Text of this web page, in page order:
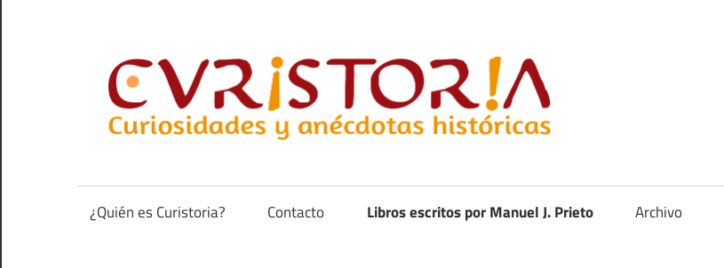
contenido
anécdotas
de
¿Quién es Curistoria? Contacto Libros escritos por Manuel J. Prieto Archivo